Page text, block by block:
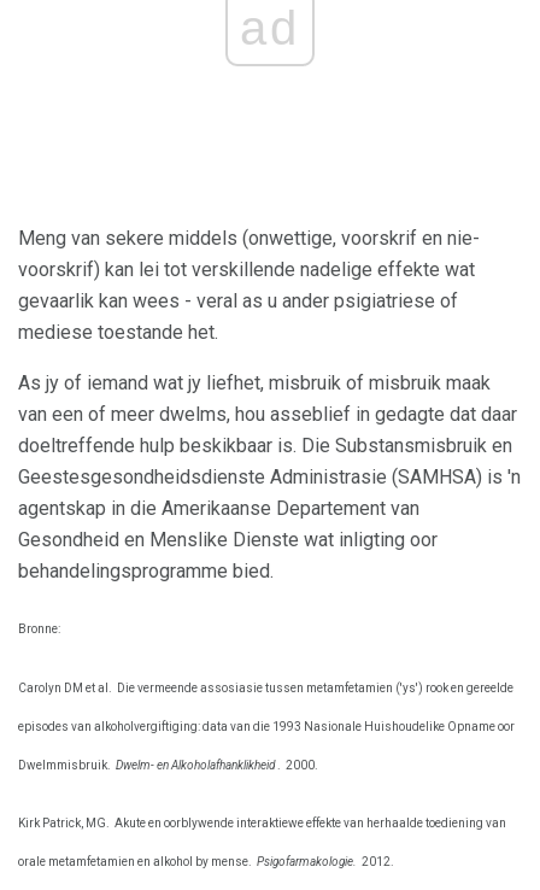
ad
Meng van sekere middels (onwettige, voorskrif en nie-
voorskrif) kan lei tot verskillende nadelige effekte wat
gevaarlik kan wees - veral as u ander psigiatriese of
mediese toestande het.
As jy of iemand wat jy liefhet, misbruik of misbruik maak
van een of meer dwelms, hou asseblief in gedagte dat daar
doeltreffende hulp beskikbaar is. Die Substansmisbruik en
Geestesgesondheidsdienste Administrasie (SAMHSA) is 'n
agentskap in die Amerikaanse Departement van
Gesondheid en Menslike Dienste wat inligting oor
behandelingsprogramme bied.
Bronne:
Carolyn DM et al. Die vermeende assosiasie tussen metamfetamien ('ys') rook en gereelde
episodes van alkoholvergiftiging: data van die 1993 Nasionale Huishoudelike Opname oor
Dwelmmisbruik. Dwelm- en Alkoholafhanklikheid. 2000.
Kirk Patrick, MG. Akute en oorblywende interaktiewe effekte van herhaalde toediening van
orale metamfetamien en alkohol by mense. Psigofarmakologie. 2012.